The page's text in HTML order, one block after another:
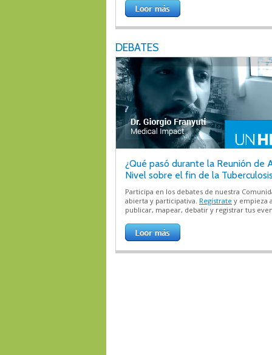
DEBATES
¿Qué pasó durante la Reunión de
Nivel sobre el fin de la
Participa en los debates de nuestra
abierta y participativa. Regístrate y empieza
publicar, mapear, debatir y registrar tus